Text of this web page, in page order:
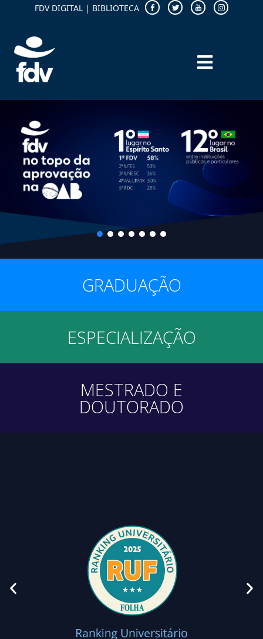
FDV DIGITAL | BIBLIOTECA
GRADUAÇÃO
ESPECIALIZAÇÃO
MESTRADO E
DOUTORADO